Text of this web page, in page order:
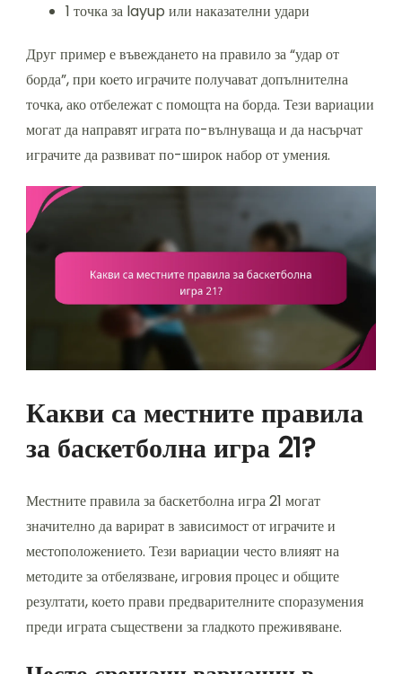
1 точка за layup или наказателни удари
Друг пример е въвеждането на правило за “удар от
борда”, при което играчите получават допълнителна
точка, ако отбележат с помощта на борда. Тези вариации
могат да направят играта по-вълнуваща и да насърчат
играчите да развиват по-широк набор от умения.
Какви са местните правила
за баскетболна игра 21?
Местните правила за баскетболна игра 21 могат
значително да варират в зависимост от играчите и
местоположението. Тези вариации често влияят на
методите за отбелязване, игровия процес и общите
резултати, което прави предварителните споразумения
преди играта съществени за гладкото преживяване.